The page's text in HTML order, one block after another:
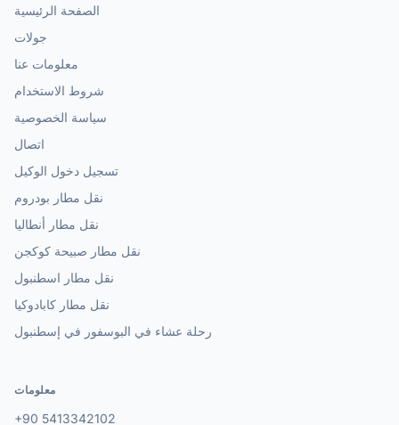
الصفحة الرئيسية
جولات
معلومات عنا
شروط الاستخدام
سياسة الخصوصية
اتصال
تسجيل دخول الوكيل
نقل مطار بودروم
نقل مطار أنطاليا
نقل مطار صبيحة كوكجن
نقل مطار اسطنبول
نقل مطار كابادوكيا
رحلة عشاء في البوسفور في إسطنبول
معلومات
+90 5413342102